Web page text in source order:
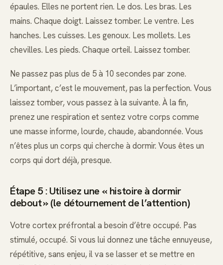
épaules. Elles ne portent rien. Le dos. Les bras. Les
mains. Chaque doigt. Laissez tomber. Le ventre. Les
hanches. Les cuisses. Les genoux. Les mollets. Les
chevilles. Les pieds. Chaque orteil. Laissez tomber.
Ne passez pas plus de 5 à 10 secondes par zone.
L’important, c’est le mouvement, pas la perfection. Vous
laissez tomber, vous passez à la suivante. À la fin,
prenez une respiration et sentez votre corps comme
une masse informe, lourde, chaude, abandonnée. Vous
n’êtes plus un corps qui cherche à dormir. Vous êtes un
corps qui dort déjà, presque.
Étape 5 : Utilisez une « histoire à dormir
debout » (le détournement de l’attention)
Votre cortex préfrontal a besoin d’être occupé. Pas
stimulé, occupé. Si vous lui donnez une tâche ennuyeuse,
répétitive, sans enjeu, il va se lasser et se mettre en